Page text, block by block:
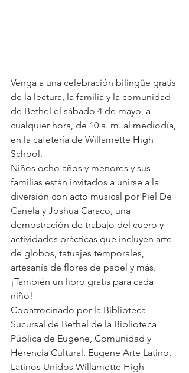
Venga a una celebración bilingüe gratis
de la lectura, la familia y la comunidad
de Bethel el sábado 4 de mayo, a
cualquier hora, de 10 a. m. al mediodía,
en la cafetería de Willamette High
School.
Niños ocho años y menores y sus
familias están invitados a unirse a la
diversión con acto musical por Piel De
Canela y Joshua Caraco, una
demostración de trabajo del cuero y
actividades prácticas que incluyen arte
de globos, tatuajes temporales,
artesanía de flores de papel y más.
¡También un libro gratis para cada
niño!
Copatrocinado por la Biblioteca
Sucursal de Bethel de la Biblioteca
Pública de Eugene, Comunidad y
Herencia Cultural, Eugene Arte Latino,
Latinos Unidos Willamette High